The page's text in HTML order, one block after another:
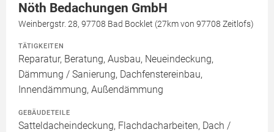
Nöth Bedachungen GmbH
Weinbergstr. 28, 97708 Bad Bocklet (27km von 97708 Zeitlofs)
TÄTIGKEITEN
Reparatur, Beratung, Ausbau, Neueindeckung,
Dämmung / Sanierung, Dachfenstereinbau,
Innendämmung, Außendämmung
GEBÄUDETEILE
Satteldacheindeckung, Flachdacharbeiten, Dach /